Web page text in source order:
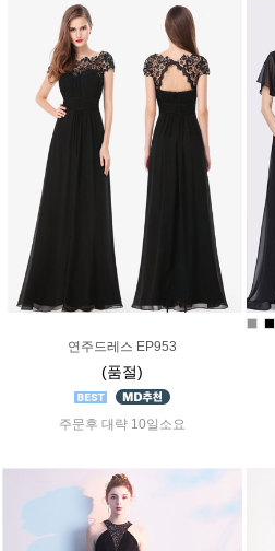
연주드레스 EP953
(품절)
주문후 대략 10일소요